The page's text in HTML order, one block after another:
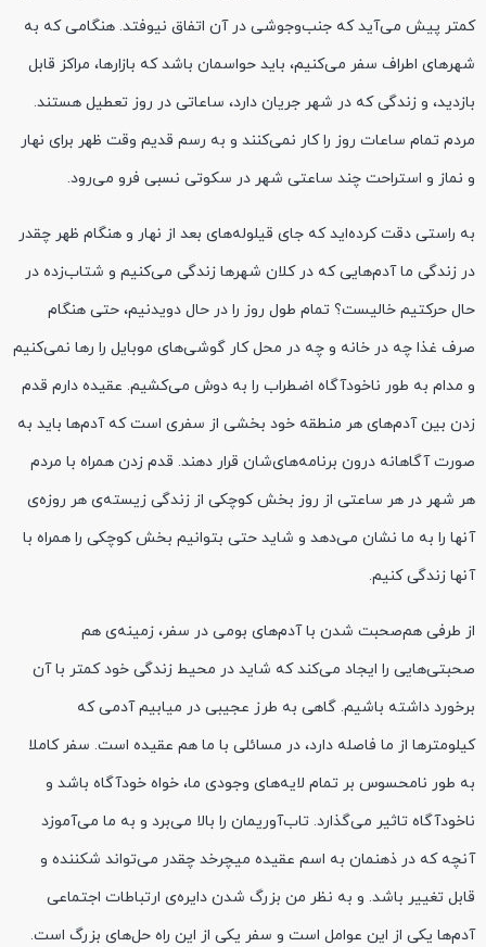
کمتر پیش می‌آید که جنب‌وجوشی در آن اتفاق نیوفتد. هنگامی که به
شهرهای اطراف سفر می‌کنیم، باید حواسمان باشد که بازارها، مراکز قابل
بازدید، و زندگی که در شهر جریان دارد، ساعاتی در روز تعطیل هستند.
مردم تمام ساعات روز را کار نمی‌کنند و به رسم قدیم وقت ظهر برای نهار
و نماز و استراحت چند ساعتی شهر در سکوتی نسبی فرو می‌رود.
به راستی دقت کرده‌اید که جای قیلوله‌های بعد از نهار و هنگام ظهر چقدر
در زندگی ما آدم‌هایی که در کلان شهرها زندگی می‌کنیم و شتاب‌زده در
حال حرکتیم خالیست؟ تمام طول روز را در حال دویدنیم، حتی هنگام
صرف غذا چه در خانه و چه در محل کار گوشی‌های موبایل را رها نمی‌کنیم
و مدام به طور ناخودآگاه اضطراب را به دوش می‌کشیم. عقیده دارم قدم
زدن بین آدم‌های هر منطقه خود بخشی از سفری است که آدم‌ها باید به
صورت آگاهانه درون برنامه‌های‌شان قرار دهند. قدم زدن همراه با مردم
هر شهر در هر ساعتی از روز بخش کوچکی از زندگی زیسته‌ی هر روزه‌ی
آنها را به ما نشان می‌دهد و شاید حتی بتوانیم بخش کوچکی را همراه با
آنها زندگی کنیم.
از طرفی هم‌صحبت شدن با آدم‌های بومی در سفر، زمینه‌ی هم
صحبتی‌هایی را ایجاد می‌کند که شاید در محیط زندگی خود کمتر با آن
برخورد داشته باشیم. گاهی به طرز عجیبی در میابیم آدمی که
کیلومترها از ما فاصله دارد، در مسائلی با ما هم عقیده است. سفر کاملا
به طور نامحسوس بر تمام لایه‌های وجودی ما، خواه خودآگاه باشد و
ناخودآگاه تاثیر می‌گذارد. تاب‌آوریمان را بالا می‌برد و به ما می‌آموزد
آنچه که در ذهنمان به اسم عقیده میچرخد چقدر می‌تواند شکننده و
قابل تغییر باشد. و به نظر من بزرگ شدن دایره‌ی ارتباطات اجتماعی
آدم‌ها یکی از این عوامل است و سفر یکی از این راه حل‎‌های بزرگ است.